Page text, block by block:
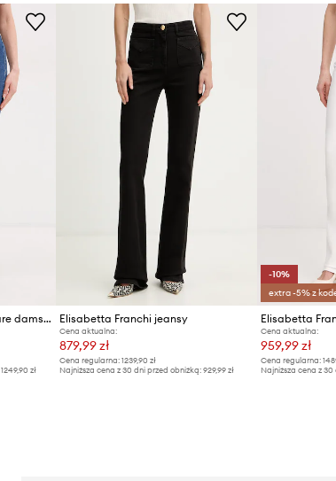
Elisabetta Franchi jeansy flare damskie
1249,90 zł
Elisabetta Franchi jeansy
Cena aktualna:
879,99 zł
Cena regularna: 1239,90 zł
Najniższa cena z 30 dni przed obniżką: 929,99 zł
-10%
extra -5% z
Cena aktualna:
959,99 zł
Cena regularna:
Najniższa cena z